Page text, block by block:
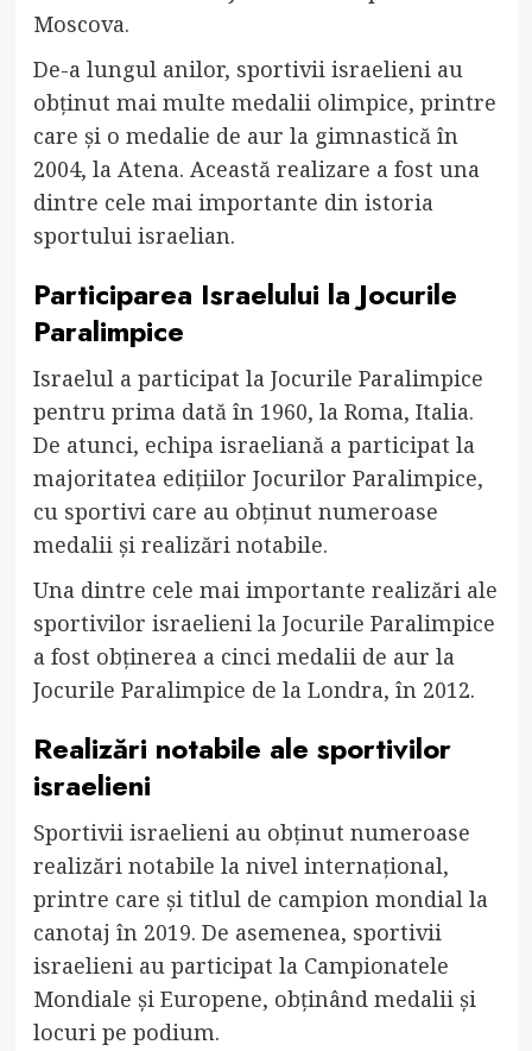
Moscova.
De-a lungul anilor, sportivii israelieni au
obținut mai multe medalii olimpice, printre
care și o medalie de aur la gimnastică în
2004, la Atena. Această realizare a fost una
dintre cele mai importante din istoria
sportului israelian.
Participarea Israelului la Jocurile
Paralimpice
Israelul a participat la Jocurile Paralimpice
pentru prima dată în 1960, la Roma, Italia.
De atunci, echipa israeliană a participat la
majoritatea edițiilor Jocurilor Paralimpice,
cu sportivi care au obținut numeroase
medalii și realizări notabile.
Una dintre cele mai importante realizări ale
sportivilor israelieni la Jocurile Paralimpice
a fost obținerea a cinci medalii de aur la
Jocurile Paralimpice de la Londra, în 2012.
Realizări notabile ale sportivilor
israelieni
Sportivii israelieni au obținut numeroase
realizări notabile la nivel internațional,
printre care și titlul de campion mondial la
canotaj în 2019. De asemenea, sportivii
israelieni au participat la Campionatele
Mondiale și Europene, obținând medalii și
locuri pe podium.